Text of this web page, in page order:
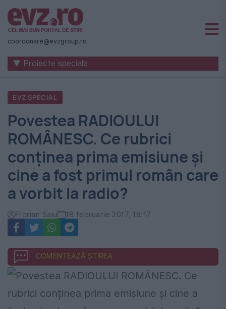
Știri
naționale
internaționale
România
-
Evenimentul
Zilei
coordonare@evzgroup.ro
▼ Proiecte speciale
EVZ SPECIAL
Povestea RADIOULUI
ROMÂNESC. Ce rubrici
conținea prima emisiune și
cine a fost primul român care
a vorbit la radio?
Florian Saiu 18 februarie 2017, 18:17
COMENTEAZĂ ȘTIREA